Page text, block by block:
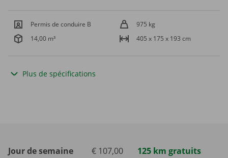
Permis de conduire B
975 kg
14,00 m³
405 x 175 x 193 cm
Plus de spécifications
Jour de semaine € 107,00 125 km gratuits